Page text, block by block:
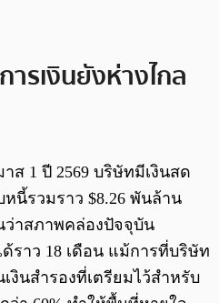
ารเงินยังห่างไกล
ส 1 ปี 2569 บริษัทมีเงินสด
หนี้รวมราว $8.26 พันล้าน
ว่าสภาพคล่องปัจจุบัน
ราว 18 เดือน แม้การที่บริษัท
งินสำรองที่เตรียมไว้สำหรับ